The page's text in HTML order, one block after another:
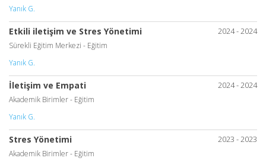
Yanık G.
2024 - 2024
Etkili iletişim ve Stres Yönetimi
Sürekli Eğitim Merkezi - Eğitim
Yanık G.
2024 - 2024
İletişim ve Empati
Akademik Birimler - Eğitim
Yanık G.
2023 - 2023
Stres Yönetimi
Akademik Birimler - Eğitim